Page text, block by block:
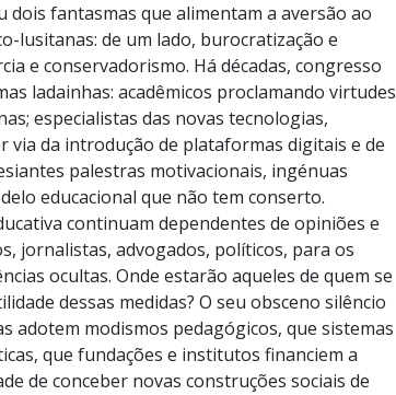
fantasmas que alimentam a aversão ao
lusitanas: de um lado, burocratização e
e conservadorismo. Há décadas, congresso
ladainhas: acadêmicos proclamando virtudes
especialistas das novas tecnologias,
via da introdução de plataformas digitais e de
palestras motivacionais, ingénuas
educacional que não tem conserto.
continuam dependentes de opiniões e
jornalistas, advogados, políticos, para os
ocultas. Onde estarão aqueles de quem se
dessas medidas? O seu obsceno silêncio
adotem modismos pedagógicos, que sistemas
que fundações e institutos financiem a
de conceber novas construções sociais de